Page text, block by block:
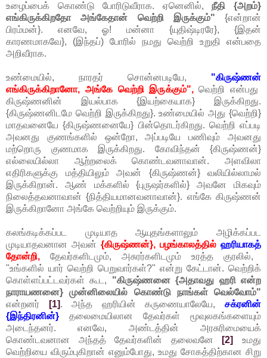
உழைப்பைக் கொண்டு போரிடுவீராக. ஏனெனில், நீதி {அறம்}
எங்கிருக்கிறதோ அங்கேதான் வெற்றி இருக்கும்" {என்றான்
பிரம்மன்}. எனவே, ஓ! மன்னா {யுதிஷ்டிரரே}, {இதன்
காரணமாகவே}, (இந்தப்) போரில் நமது வெற்றி உறுதி என்பதை
அறிவீராக.
உண்மையில், நாரதர் சொன்னபடியே, "கிருஷ்ணன்
எங்கிருக்கிறானோ, அங்கே வெற்றி இருக்கும்",வெற்றி என்பது
கிருஷ்ணனின் இயல்பாக {இயற்கையாக} இருக்கிறது.
{கிருஷ்ணனிடமே வெற்றி இருக்கிறது}. உண்மையில் அது {வெற்றி}
மாதவனையே {கிருஷ்ணனையே} பின்தொடர்கிறது. வெற்றி எப்படி
அவனது குணங்களில் ஒன்றோ, அப்படியே பணிவும் அவனது
மற்றொரு குணமாக இருக்கிறது. கோவிந்தன் {கிருஷ்ணன்}
எல்லையில்லா ஆற்றலைக் கொண்டவனாவான். அளவிலா
எதிரிகளுக்கு மத்தியிலும் அவன் {கிருஷ்ணன்} வலியில்லாமல்
இருக்கிறான். ஆண் மக்களில் {புருஷர்களில்} அவனே மிகவும்
நிலைத்தவனாவான் {நித்தியமானவனாவான்}. எங்கே கிருஷ்ணன்
இருக்கிறானோ அங்கே வெற்றியும் இருக்கும்.
கலங்கடிக்கப்பட முடியாத ஆயுதங்களாலும் அழிக்கப்பட
முடியாதவனான அவன் {கிருஷ்ணன்}, பழங்காலத்தில் ஹரியாகத்
தோன்றி, தேவர்களிடமும், அசுரர்களிடமும் உரத்த குரலில்,
"உங்களில் யார் வெற்றி பெறுவார்கள்?" என்று கேட்டான். வெற்றிக்
கொள்ளப்பட்டவர்கள் கூட, "கிருஷ்ணனை {அதாவது ஹரி என்ற
நாராயணனை} முன்னிலையில் கொண்டு நாங்கள் வெல்வோம்"
என்றனர்
[1]. அந்த ஹரியின் கருணையாலேயே,சக்ரனின்
{இந்திரனின்} தலைமையிலான தேவர்கள் மூவுலகங்களையும்
அடைந்தனர். எனவே, அண்டத்தின் அரசுரிமையைக்
கொண்டவனான அந்தத் தேவர்களின் தலைவனே
[2]
உமது
வெற்றியை விரும்புகிறான் எனும்போது, உமது சோகத்திற்கான சிறு